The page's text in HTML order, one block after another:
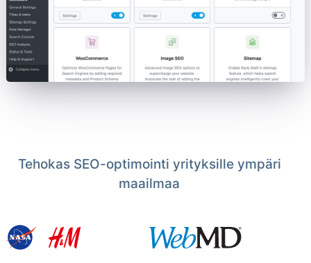
Tehokas SEO-optimointi yrityksille ympäri
maailmaa